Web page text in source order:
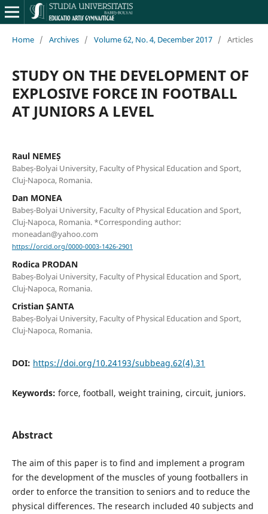
Home / Archives / Volume 62, No. 4, December 2017 / Articles
STUDY ON THE DEVELOPMENT OF
EXPLOSIVE FORCE IN FOOTBALL
AT JUNIORS A LEVEL
Raul NEMEȘ
Babeș-Bolyai University, Faculty of Physical Education and Sport,
Cluj-Napoca, Romania.
Dan MONEA
Babeș-Bolyai University, Faculty of Physical Education and Sport,
Cluj-Napoca, Romania. *Corresponding author:
moneadan@yahoo.com
https://orcid.org/0000-0003-1426-2901
Rodica PRODAN
Babeș-Bolyai University, Faculty of Physical Education and Sport,
Cluj-Napoca, Romania.
Cristian ȘANTA
Babeș-Bolyai University, Faculty of Physical Education and Sport,
Cluj-Napoca, Romania.
DOI: https://doi.org/10.24193/subbeag.62(4).31
Keywords: force, football, weight training, circuit, juniors.
Abstract
The aim of this paper is to find and implement a program
for the development of the muscles of young footballers in
order to enforce the transition to seniors and to reduce the
physical differences. The research included 40 subjects and